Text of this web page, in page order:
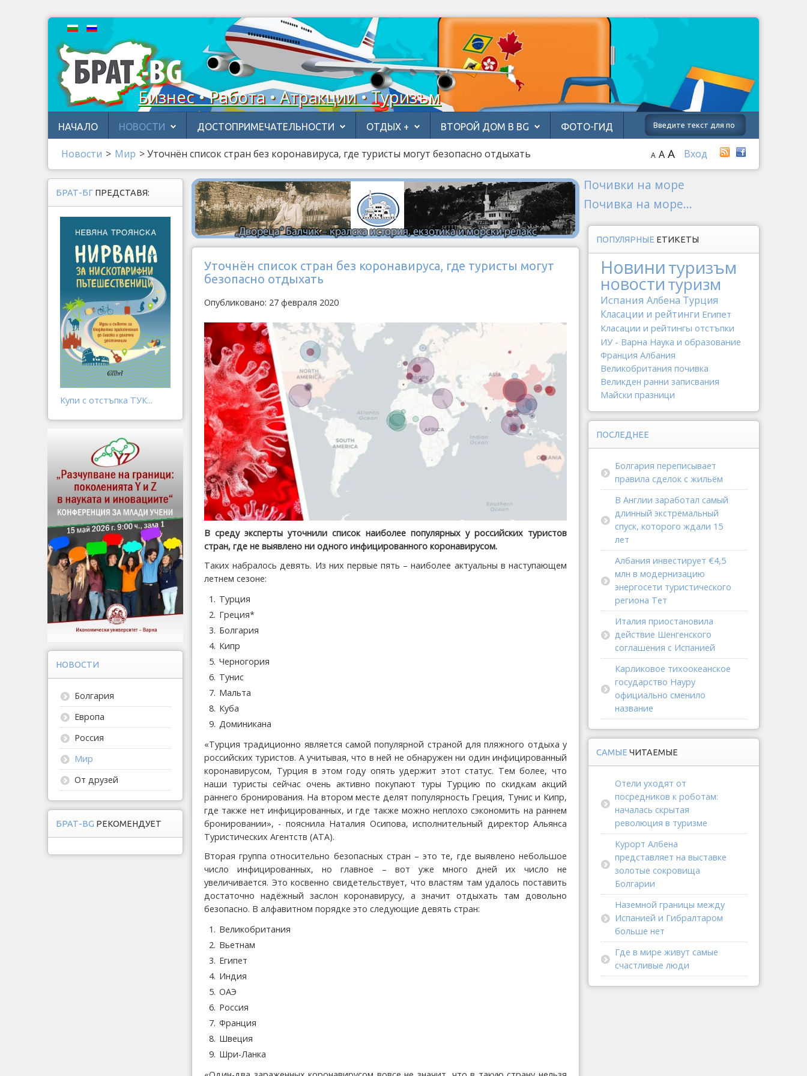
Бизнес • Работа • Атракции • Туризъм
НАЧАЛО НОВОСТИ ДОСТОПРИМЕЧАТЕЛЬНОСТИ ОТДЫХ + ВТОРОЙ ДОМ В BG ФОТО-ГИД
Новости > Мир >Уточнён список стран без коронавируса, где туристы могут безопасно отдыхать Вход
A A A
Уточнён список стран без коронавируса, где туристы могут
безопасно отдыхать
Опубликовано: 27 февраля 2020
В среду эксперты уточнили список наиболее популярных у российских туристов
стран, где не выявлено ни одного инфицированного коронавирусом.
Таких набралось девять. Из них первые пять – наиболее актуальны в наступающем
летнем сезоне:
Турция
Греция*
Болгария
Кипр
Черногория
Тунис
Мальта
Куба
Доминикана
«Турция традиционно является самой популярной страной для пляжного отдыха у
российских туристов. А учитывая, что в ней не обнаружен ни один инфицированный
коронавирусом, Турция в этом году опять удержит этот статус. Тем более, что
наши туристы сейчас очень активно покупают туры Турцию по скидкам акций
раннего бронирования. На втором месте делят популярность Греция, Тунис и Кипр,
где также нет инфицированных, и где также можно неплохо сэкономить на раннем
бронировании», - пояснила Наталия Осипова, исполнительный директор Альянса
Туристических Агентств (АТА).
Вторая группа относительно безопасных стран – это те, где выявлено небольшое
число инфицированных, но главное – вот уже много дней их число не
увеличивается. Это косвенно свидетельствует, что властям там удалось поставить
достаточно надёжный заслон коронавирусу, а значит отдыхать там довольно
безопасно. В алфавитном порядке это следующие девять стран:
Великобритания
Вьетнам
Египет
Индия
ОАЭ
Россия
Франция
Швеция
Шри-Ланка
БРАТ-БГ ПРЕДСТАВЯ:
Купи с отстъпка ТУК...
НОВОСТИ
Болгария
Европа
Россия
Мир
От друзей
БРАТ-BG РЕКОМЕНДУЕТ
Почивки на море
Почивка на море...
ПОПУЛЯРНЫЕ ЕТИКЕТЫ
Новинитуризъм
новоституризм
Испания Албена Турция
Класации и рейтинги Египет
Класации и рейтингы отстъпки
ИУ - Варна Наука и образование
Франция Албания
Великобритания почивка
Великден ранни записвания
Майски празници
ПОСЛЕДНЕЕ
Болгария переписывает
правила сделок с жильём
В Англии заработал самый
длинный экстремальный
спуск, которого ждали 15
лет
Албания инвестирует €4,5
млн в модернизацию
энергосети туристического
региона Тет
Италия приостановила
действие Шенгенского
соглашения с Испанией
Карликовое тихоокеанское
государство Науру
официально сменило
название
САМЫЕ ЧИТАЕМЫЕ
Отели уходят от
посредников к роботам:
началась скрытая
революция в туризме
Курорт Албена
представляет на выставке
золотые сокровища
Болгарии
Наземной границы между
Испанией и Гибралтаром
больше нет
Где в мире живут самые
счастливые люди